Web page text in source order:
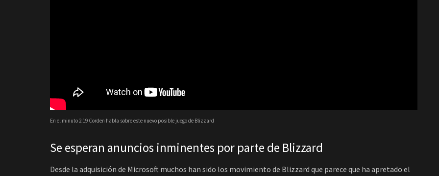
En el minuto 2:19 Corden habla sobre este nuevo posible juego de Blizzard
Se esperan anuncios inminentes por parte de Blizzard
Desde la adquisición de Microsoft muchos han sido los movimiento de Blizzard que parece que ha apretado el